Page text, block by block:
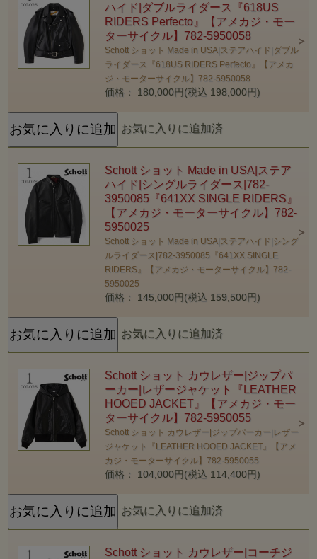
ハイド|ダブルライダース『618US
RIDERS Perfecto』【アメカジ・モー
ターサイクル】782-5950058
Schott ショット Made in USA|ステアハイド|ダブル
ライダース『618US RIDERS Perfecto』【アメカ
ジ・モーターサイクル】782-5950058
価格： 180,000円(税込 198,000円)
お気に入りに追加済
Schott ショット Made in USA|ステア
ハイド|シングルライダース|782-
3950085『641XX SINGLE RIDERS』
【アメカジ・モーターサイクル】782-
5950025
Schott ショット Made in USA|ステアハイド|シング
ルライダース|782-3950085『641XX SINGLE
RIDERS』【アメカジ・モーターサイクル】782-
5950025
価格： 145,000円(税込 159,500円)
お気に入りに追加済
Schott ショット カウレザー|ジップパ
ーカー|レザージャケット『LEATHER
HOOED JACKET』【アメカジ・モー
ターサイクル】782-5950055
Schott ショット カウレザー|ジップパーカー|レザー
ジャケット『LEATHER HOOED JACKET』【アメ
カジ・モーターサイクル】782-5950055
価格： 104,000円(税込 114,400円)
お気に入りに追加済
Schott ショット カウレザー|コーチジ